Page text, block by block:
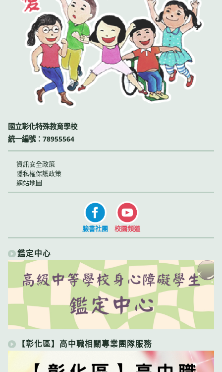
國立彰化特殊教育學校
統一編號：78955564
資訊安全政策
隱私權保護政策
網站地圖
臉書社團 校園頻道
鑑定中心
【彰化區】高中職相關專業團隊服務